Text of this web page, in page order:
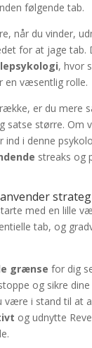
følgende tab.
når du vinder,
for at jage tab.
, hvor
en væsentlig rolle.
er du mere
satse større. Om
ind i denne
streaks og
med en lille
tab, og
grænse for dig
og sikre
være i stand til at
og udnytte